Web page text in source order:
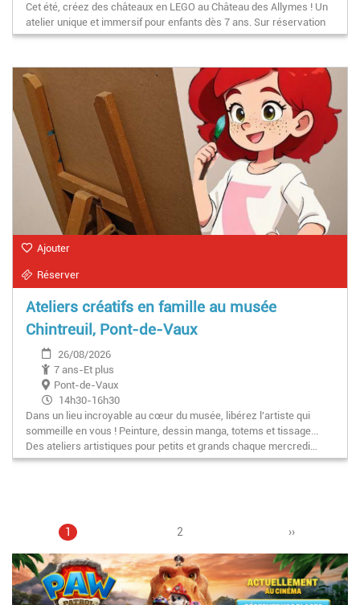
Cet été, créez des châteaux en LEGO au Château des Allymes ! Un
atelier unique et immersif pour enfants dès 7 ans. Sur réservation
Ajouter
Réserver
Ateliers créatifs en famille au musée
Chintreuil, Pont-de-Vaux
26/08/2026
7 ans-Et plus
Pont-de-Vaux
14h30-16h30
Dans un lieu incroyable au cœur du musée, libérez l'artiste qui
sommeille en vous ! Peinture, dessin manga, totems et tissage...
Des ateliers artistiques pour petits et grands chaque mercredi…
Pagination
Page
1 Page
2
Page
››